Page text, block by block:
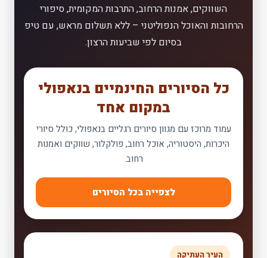
השווקים, אמנות הרחוב, התרבות המקומית, סיפורי
הרחובות והאוכל הנפוליטני – ללא תשלום מראש, עם טיפ
בסיום לפי שביעות הרצון.
כל הסיורים החינמיים בנאפולי
במקום אחד
עמוד מרוכז עם מגוון סיורים רגליים בנאפולי, כולל סיורי
היכרות, היסטוריה, אוכל רחוב, פולקלור, שווקים ואמנות
רחוב.
לצפייה בכל הסיורים
העיר העתיקה